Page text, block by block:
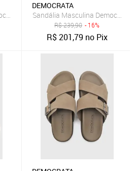
Weekend Couro Caramelo
DEMOCRATA
Sandália Masculina Democrata
R$239,90 - 16%
R$201,79 no Pix